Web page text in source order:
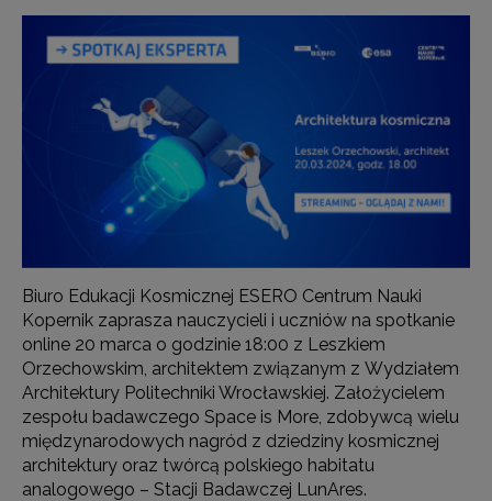
Biuro Edukacji Kosmicznej ESERO Centrum Nauki
Kopernik zaprasza nauczycieli i uczniów na spotkanie
online 20 marca o godzinie 18:00 z Leszkiem
Orzechowskim, architektem związanym z Wydziałem
Architektury Politechniki Wrocławskiej. Założycielem
zespołu badawczego Space is More, zdobywcą wielu
międzynarodowych nagród z dziedziny kosmicznej
architektury oraz twórcą polskiego habitatu
analogowego – Stacji Badawczej LunAres.